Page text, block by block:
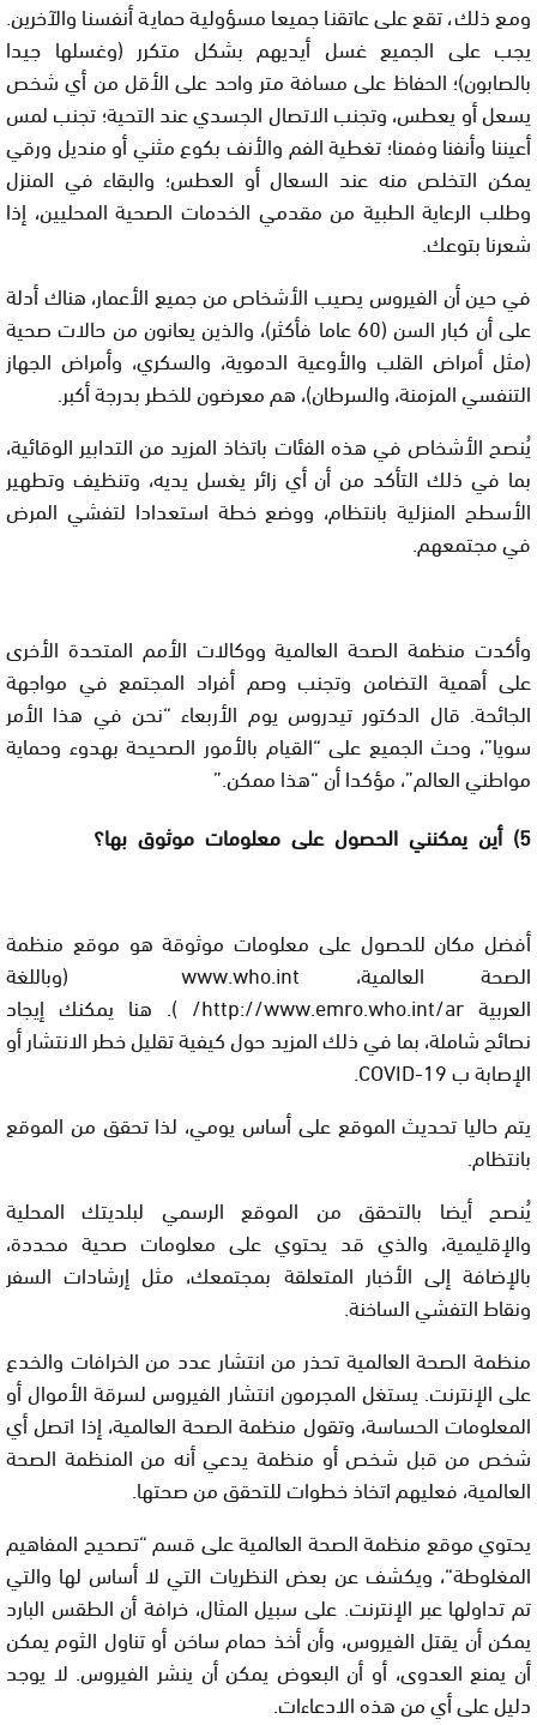
ومع ذلك، تقع على عاتقنا جميعا مسؤولية حماية أنفسنا والآخرين.
يجب على الجميع غسل أيديهم بشكل متكرر (وغسلها جيدا
بالصابون)؛ الحفاظ على مسافة متر واحد على الأقل من أي شخص
يسعل أو يعطس، وتجنب الاتصال الجسدي عند التحية؛ تجنب لمس
أعيننا وأنفنا وفمنا؛ تغطية الفم والأنف بكوع مثني أو منديل ورقي
يمكن التخلص منه عند السعال أو العطس؛ والبقاء في المنزل
وطلب الرعاية الطبية من مقدمي الخدمات الصحية المحليين، إذا
شعرنا بتوعك.
في حين أن الفيروس يصيب الأشخاص من جميع الأعمار، هناك أدلة
على أن كبار السن (60 عاما فأكثر)، والذين يعانون من حالات صحية
(مثل أمراض القلب والأوعية الدموية، والسكري، وأمراض الجهاز
التنفسي المزمنة، والسرطان)، هم معرضون للخطر بدرجة أكبر.
يُنصح الأشخاص في هذه الفئات باتخاذ المزيد من التدابير الوقائية،
بما في ذلك التأكد من أن أي زائر يغسل يديه، وتنظيف وتطهير
الأسطح المنزلية بانتظام، ووضع خطة استعدادا لتفشي المرض
في مجتمعهم.
وأكدت منظمة الصحة العالمية ووكالات الأمم المتحدة الأخرى
على أهمية التضامن وتجنب وصم أفراد المجتمع في مواجهة
الجائحة. قال الدكتور تيدروس يوم الأربعاء “نحن في هذا الأمر
سويا”، وحث الجميع على “القيام بالأمور الصحيحة بهدوء وحماية
مواطني العالم”، مؤكدا أن “هذا ممكن.”
5) أين يمكنني الحصول على معلومات موثوق بها؟
أفضل مكان للحصول على معلومات موثوقة هو موقع منظمة
الصحة العالمية، www.who.int (وباللغة
العربية http://www.emro.who.int/ar/
). هنا يمكنك إيجاد
نصائح شاملة، بما في ذلك المزيد حول كيفية تقليل خطر الانتشار أو
الإصابة ب COVID-19.
يتم حاليا تحديث الموقع على أساس يومي، لذا تحقق من الموقع
بانتظام.
يُنصح أيضا بالتحقق من الموقع الرسمي لبلديتك المحلية
والإقليمية، والذي قد يحتوي على معلومات صحية محددة،
بالإضافة إلى الأخبار المتعلقة بمجتمعك، مثل إرشادات السفر
ونقاط التفشي الساخنة.
منظمة الصحة العالمية تحذر من انتشار عدد من الخرافات والخدع
على الإنترنت. يستغل المجرمون انتشار الفيروس لسرقة الأموال أو
المعلومات الحساسة، وتقول منظمة الصحة العالمية، إذا اتصل أي
شخص من قبل شخص أو منظمة يدعي أنه من المنظمة الصحة
العالمية، فعليهم اتخاذ خطوات للتحقق من صحتها.
يحتوي موقع منظمة الصحة العالمية على قسم “تصحيح المفاهيم
المغلوطة“، ويكشف عن بعض النظريات التي لا أساس لها والتي
تم تداولها عبر الإنترنت. على سبيل المثال، خرافة أن الطقس البارد
يمكن أن يقتل الفيروس، وأن أخذ حمام ساخن أو تناول الثوم يمكن
أن يمنع العدوى، أو أن البعوض يمكن أن ينشر الفيروس. لا يوجد
دليل على أي من هذه الادعاءات.